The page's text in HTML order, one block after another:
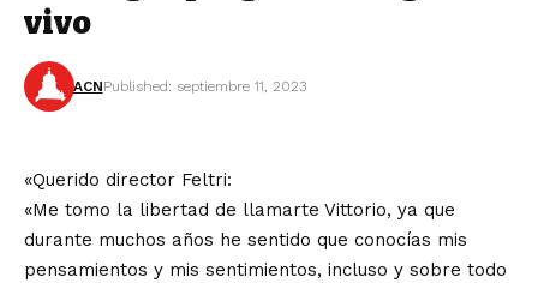
vivo
ACNPublished: septiembre 11, 2023
«Querido director Feltri:
«Me tomo la libertad de llamarte Vittorio, ya que
durante muchos años he sentido que conocías mis
pensamientos y mis sentimientos, incluso y sobre todo